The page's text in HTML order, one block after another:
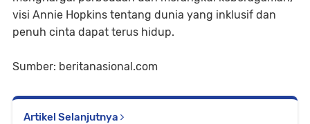
visi Annie Hopkins tentang dunia yang inklusif dan
penuh cinta dapat terus hidup.
Sumber: beritanasional.com
Artikel Selanjutnya